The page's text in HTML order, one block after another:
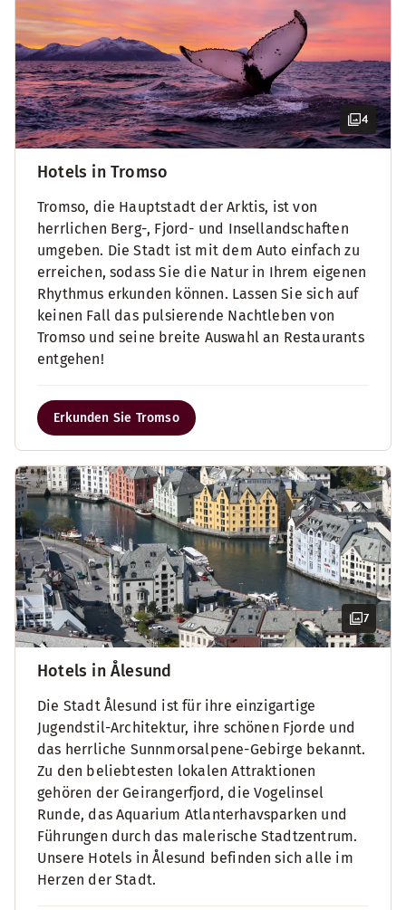
4
Hotels in Tromso
Tromso, die Hauptstadt der Arktis, ist von
herrlichen Berg-, Fjord- und Insellandschaften
umgeben. Die Stadt ist mit dem Auto einfach zu
erreichen, sodass Sie die Natur in Ihrem eigenen
Rhythmus erkunden können. Lassen Sie sich auf
keinen Fall das pulsierende Nachtleben von
Tromso und seine breite Auswahl an Restaurants
entgehen!
Erkunden Sie Tromso
7
Hotels in Ålesund
Die Stadt Ålesund ist für ihre einzigartige
Jugendstil-Architektur, ihre schönen Fjorde und
das herrliche Sunnmorsalpene-Gebirge bekannt.
Zu den beliebtesten lokalen Attraktionen
gehören der Geirangerfjord, die Vogelinsel
Runde, das Aquarium Atlanterhavsparken und
Führungen durch das malerische Stadtzentrum.
Unsere Hotels in Ålesund befinden sich alle im
Herzen der Stadt.